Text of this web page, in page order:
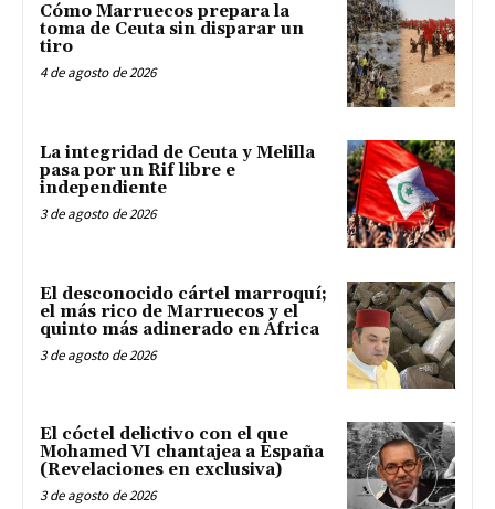
Cómo Marruecos prepara la
toma de Ceuta sin disparar un
tiro
4 de agosto de 2026
La integridad de Ceuta y Melilla
pasa por un Rif libre e
independiente
3 de agosto de 2026
El desconocido cártel marroquí;
el más rico de Marruecos y el
quinto más adinerado en África
3 de agosto de 2026
El cóctel delictivo con el que
Mohamed VI chantajea a España
(Revelaciones en exclusiva)
3 de agosto de 2026